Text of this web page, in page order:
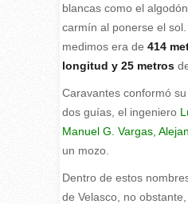
blancas como el
carmín al ponerse el
medimos era de 414
longitud y 25 metros
Caravantes conformó
dos guías, el ingeniero
Manuel G. Vargas,
un mozo.
Dentro de estos
de Velasco, no